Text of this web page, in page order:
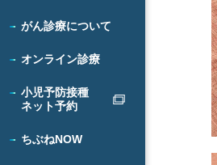
がん診療について
オンライン診療
小児予防接種
ネット予約
ちぶねNOW